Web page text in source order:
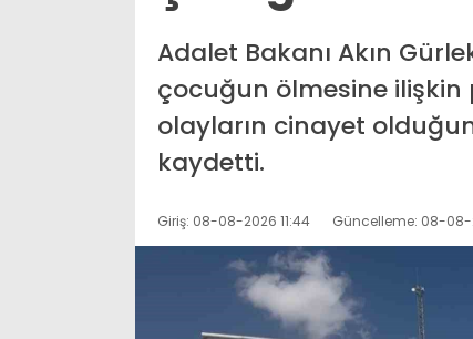
Adalet Bakanı Akın
çocuğun ölmesine ilişkin
olayların cinayet
kaydetti.
Giriş: 08-08-2026 11:44 Güncelleme: 08-08-